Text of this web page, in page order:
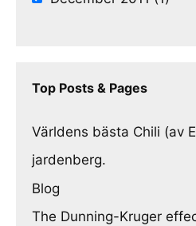
Top Posts & Pages
Världens bästa Chili (av
jardenberg.
Blog
The Dunning-Kruger